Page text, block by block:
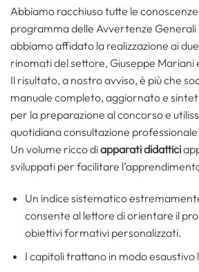
Abbiamo racchiuso tutte le
programma delle Avvertenze Generali
abbiamo affidato la realizzazione ai
rinomati del settore, Giuseppe Mariani
Il risultato, a nostro avviso, è più che
manuale completo, aggiornato e
per la preparazione al concorso e
quotidiana consultazione professionale.
Un volume ricco diapparati didattici
sviluppati per facilitare
Un indice sistematico
consente al lettore di orientare il
obiettivi formativi personalizzati.
I capitoli trattano in modo